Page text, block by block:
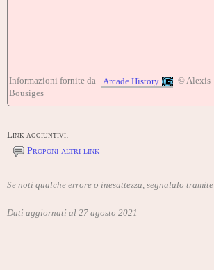
Informazioni fornite da Arcade History
© Alexis
Bousiges
Link aggiuntivi:
Proponi altri link
Se noti qualche errore o inesattezza, segnalalo tramite
Dati aggiornati al 27 agosto 2021